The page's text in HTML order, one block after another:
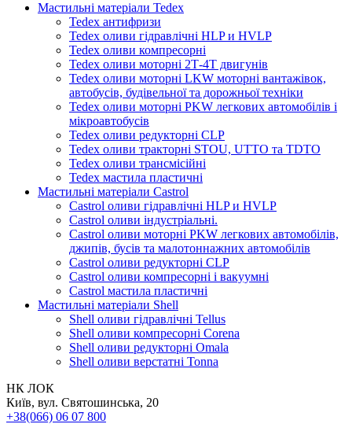
Мастильні матеріали Tedex
Tedex антифризи
Tedex оливи гідравлічні HLP и HVLP
Tedex оливи компресорні
Tedex оливи моторні 2Т-4Т двигунів
Tedex оливи моторні LKW моторні вантажівок,
автобусів, будівельної та дорожньої техніки
Tedex оливи моторні PKW легкових автомобілів і
мікроавтобусів
Tedex оливи редукторні CLP
Tedex оливи тракторні STOU, UTTO та TDTO
Tedex оливи трансмісійні
Tedex мастила пластичні
Мастильні матеріали Castrol
Castrol оливи гідравлічні HLP и HVLP
Castrol оливи індустріальні.
Castrol оливи моторні PKW легкових автомобілів,
джипів, бусів та малотоннажних автомобілів
Castrol оливи редукторні CLP
Castrol оливи компресорні і вакуумні
Castrol мастила пластичні
Мастильні матеріали Shell
Shell оливи гідравлічні Tellus
Shell оливи компресорні Corena
Shell оливи редукторні Omala
Shell оливи верстатні Tonna
НК ЛОК
Київ, вул. Святошинська, 20
+38(066) 06 07 800